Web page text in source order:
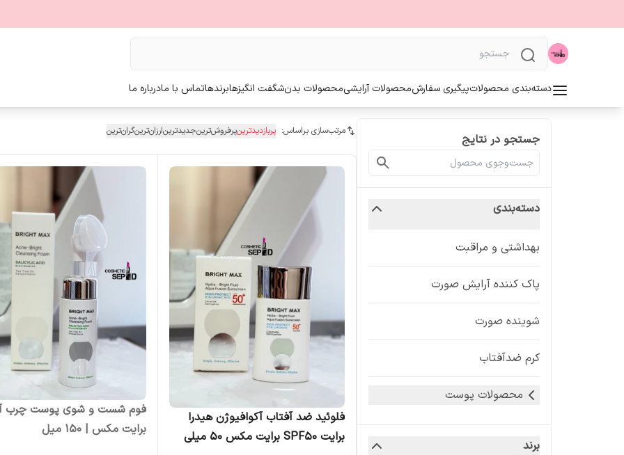
دسته‌بندی محصولاتپیگیری سفارشمحصولات آرایشیمحصولات بدنشگفت انگیزهابرندهاتماس با مادرباره ما
جستجو در نتایج
دسته‌بندی
بهداشتی و مراقبت
پاک کننده آرایش صورت
شوینده صورت
کرم ضدآفتاب
محصولات پوست
برند
مرتب‌سازی براساس: پربازدیدترینپرفروش‌ترینجدیدترینارزان‌ترینگران‌ترین
فلوئید ضد آفتاب آکوافیوژن هیدرا
برایت SPF50 برایت مکس 50 میلی
فوم شست و شوی پوست چرب
برایت مکس | 150 میل